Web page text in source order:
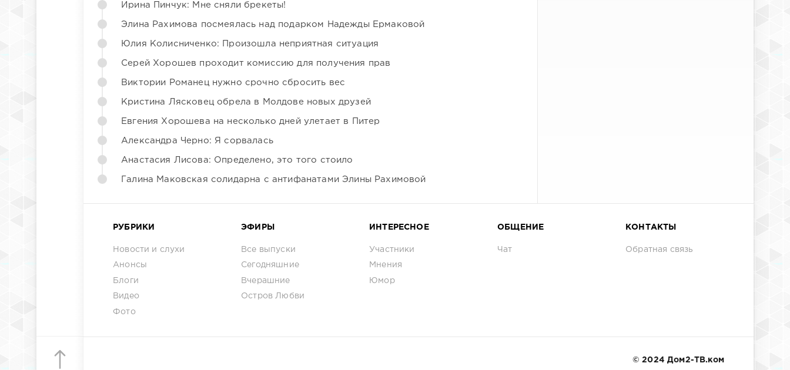
Ирина Пинчук: Мне сняли брекеты!
Элина Рахимова посмеялась над подарком Надежды Ермаковой
Юлия Колисниченко: Произошла неприятная ситуация
Серей Хорошев проходит комиссию для получения прав
Виктории Романец нужно срочно сбросить вес
Кристина Лясковец обрела в Молдове новых друзей
Евгения Хорошева на несколько дней улетает в Питер
Александра Черно: Я сорвалась
Анастасия Лисова: Определено, это того стоило
Галина Маковская солидарна с антифанатами Элины Рахимовой
РУБРИКИ
Новости и слухи
Анонсы
Блоги
Видео
Фото
ЭФИРЫ
Все выпуски
Сегодняшние
Вчерашние
Остров Любви
ИНТЕРЕСНОЕ
Участники
Мнения
Юмор
ОБЩЕНИЕ
Чат
КОНТАКТЫ
Обратная связь
© 2024 Дом2-ТВ.ком